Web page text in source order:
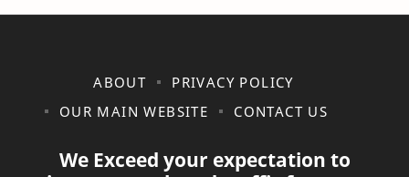
ABOUT
PRIVACY POLICY
OUR MAIN WEBSITE
CONTACT US
We Exceed your expectation to